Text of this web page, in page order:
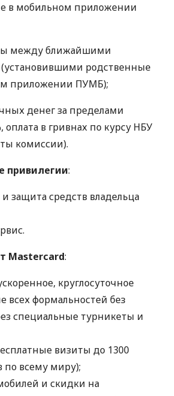
в мобильном приложении
между ближайшими
родственные
приложении ПУМБ);
денег за пределами
оплата в гривнах по курсу НБУ
комиссии).
привилегии:
защита средств владельца
Mastercard:
круглосуточное
всех формальностей без
специальные турникеты и
визиты до 1300
по всему миру);
и скидки на